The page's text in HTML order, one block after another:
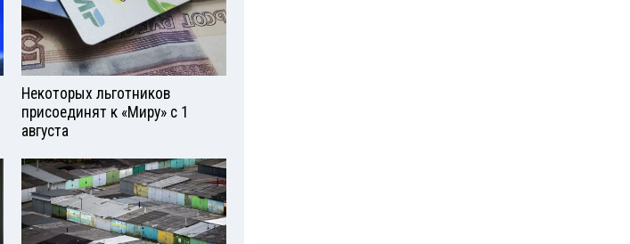
Некоторых льготников
присоединят к «Миру» с 1
августа